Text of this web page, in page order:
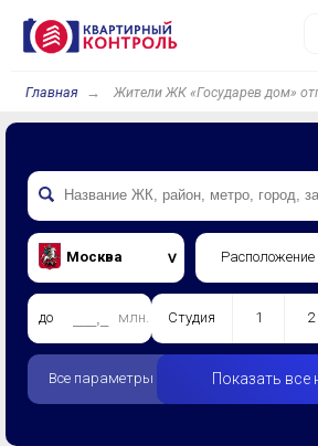
Главная Жители ЖК «Государев дом»
Москва Расположение
до млн. Студия 1 2
Все параметры Показать все